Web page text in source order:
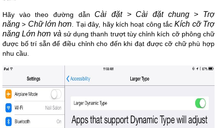
Hãy vào theo đường dẫn Cài đặt > Cài đặt chung > Trợ
năng > Chữ lớn hơn . Tại đây, hãy kích hoạt công tắcKích cỡ Trợ
năng Lớn hơn và sử dụng thanh trượt tùy chỉnh kích cỡ phông chữ
được bố trí sẵn để điều chỉnh cho đến khi đạt được cỡ chữ phù hợp
nhu cầu.